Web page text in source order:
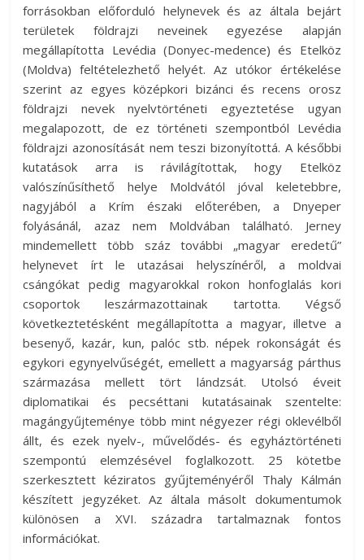
forrásokban előforduló helynevek és az általa bejárt
területek földrajzi neveinek egyezése alapján
megállapította Levédia (Donyec-medence) és Etelköz
(Moldva) feltételezhető helyét. Az utókor értékelése
szerint az egyes középkori bizánci és recens orosz
földrajzi nevek nyelvtörténeti egyeztetése ugyan
megalapozott, de ez történeti szempontból Levédia
földrajzi azonosítását nem teszi bizonyítottá. A későbbi
kutatások arra is rávilágítottak, hogy Etelköz
valószínűsíthető helye Moldvától jóval keletebbre,
nagyjából a Krím északi előterében, a Dnyeper
folyásánál, azaz nem Moldvában található. Jerney
mindemellett több száz további „magyar eredetű”
helynevet írt le utazásai helyszínéről, a moldvai
csángókat pedig magyarokkal rokon honfoglalás kori
csoportok leszármazottainak tartotta. Végső
következtetésként megállapította a magyar, illetve a
besenyő, kazár, kun, palóc stb. népek rokonságát és
egykori egynyelvűségét, emellett a magyarság párthus
származása mellett tört lándzsát. Utolsó éveit
diplomatikai és pecséttani kutatásainak szentelte:
magángyűjteménye több mint négyezer régi oklevélből
állt, és ezek nyelv-, művelődés- és egyháztörténeti
szempontú elemzésével foglalkozott. 25 kötetbe
szerkesztett kéziratos gyűjteményéről Thaly Kálmán
készített jegyzéket. Az általa másolt dokumentumok
különösen a XVI. századra tartalmaznak fontos
információkat.